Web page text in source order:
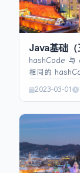
Java基础（
hashCode 与
相同的
equals 通过重
String 会额外
StringBuffer
符串拼接推荐
时用
符串可用
2023-03-01